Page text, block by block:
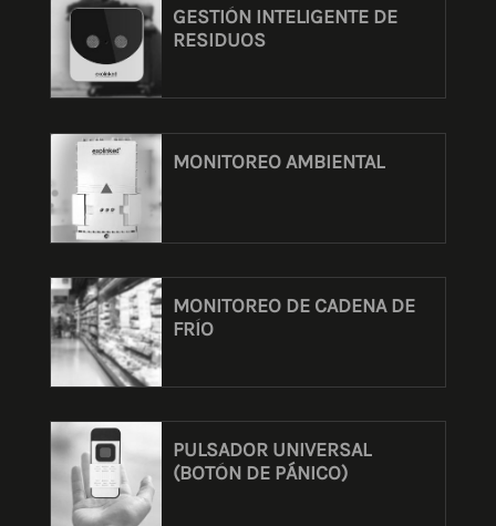
GESTIÓN INTELIGENTE DE
RESIDUOS
MONITOREO AMBIENTAL
MONITOREO DE CADENA DE
FRÍO
PULSADOR UNIVERSAL
(BOTÓN DE PÁNICO)